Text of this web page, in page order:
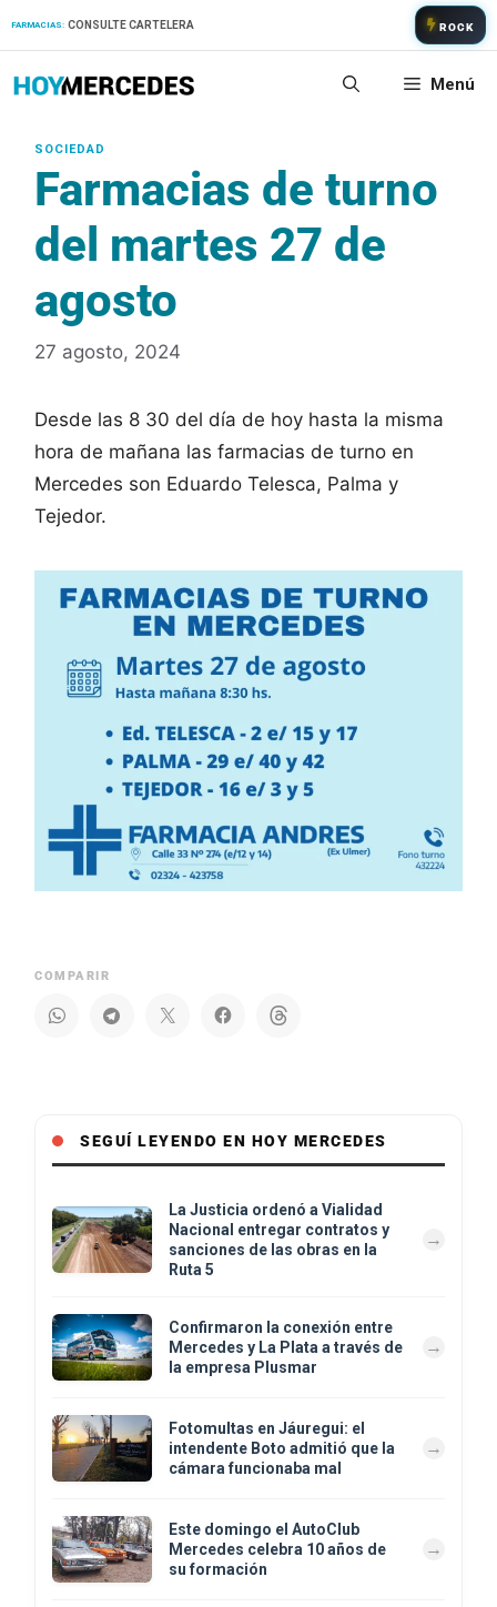
FARMACIAS: CONSULTE CARTELERA ROCK
Menú
Farmacias de turno
del martes 27 de
agosto
27 agosto, 2024
Desde las 8 30 del día de hoy hasta la misma
hora de mañana las farmacias de turno en
Mercedes son Eduardo Telesca, Palma y
Tejedor.
COMPARIR
SEGUÍ LEYENDO EN HOY MERCEDES
La Justicia ordenó a Vialidad
Nacional entregar contratos y
sanciones de las obras en la
Ruta 5
Confirmaron la conexión entre
Mercedes y La Plata a través de
la empresa Plusmar
Fotomultas en Jáuregui: el
intendente Boto admitió que la
cámara funcionaba mal
Este domingo el AutoClub
Mercedes celebra 10 años de
su formación